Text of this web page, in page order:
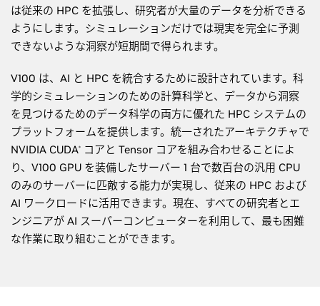
は従来の HPC を拡張し、研究者が大量のデータを分析できる
ようにします。シミュレーションだけでは現実を完全に予測
できないような洞察が短期間で得られます。
V100 は、AI と HPC を統合するために設計されています。科
学的シミュレーションのための計算科学と、データから洞察
を見つけるためのデータ科学の両方に優れた HPC システムの
プラットフォームを提供します。統一されたアーキテクチャで
NVIDIA CUDA®
コアと Tensor コアを組み合わせることによ
り、V100 GPU を装備したサーバー 1 台で数百台の汎用 CPU
のみのサーバーに匹敵する能力が実現し、従来の HPC および
AI ワークロードに活用できます。現在、すべての研究者とエ
ンジニアが AI スーパーコンピューターを利用して、最も困難
な作業に取り組むことができます。